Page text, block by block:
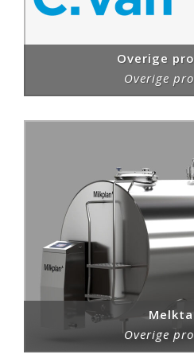
Overige
Overige
Overige